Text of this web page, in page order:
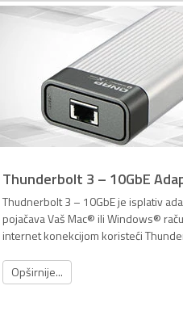
Thunderbolt 3 – 10GbE
Thudnerbolt 3 – 10GbE je isplativ
pojačava Vaš Mac® ili Windows®
internet konekcijom koristeći
Opširnije...